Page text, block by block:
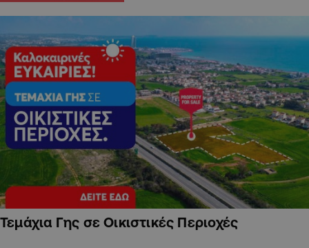
Τεμάχια Γης σε Οικιστικές Περιοχές